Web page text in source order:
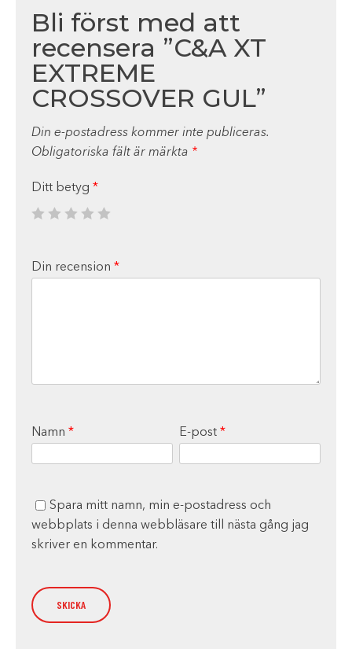
Bli först med att
recensera ”C&A XT
EXTREME
CROSSOVER GUL”
Din e-postadress kommer inte publiceras.
Obligatoriska fält är märkta *
Ditt betyg *
Din recension *
Namn * E-post *
Spara mitt namn, min e-postadress och
webbplats i denna webbläsare till nästa gång jag
skriver en kommentar.